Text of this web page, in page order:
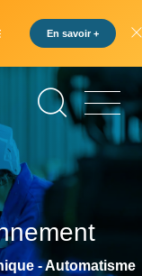
formation UIMM
En savoir +
- Automatisme